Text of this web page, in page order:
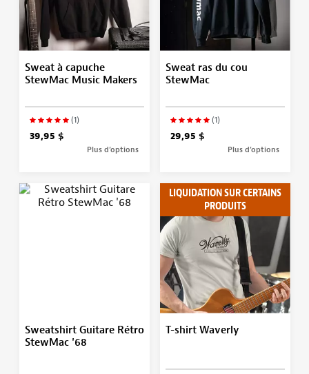
Sweat à capuche
StewMac Music Makers
(1)
39,95 $
Plus d’options
Sweat ras du cou
StewMac
(1)
29,95 $
Plus d’options
Sweatshirt Guitare Rétro
StewMac '68
LIQUIDATION SUR CERTAINS
PRODUITS
T-shirt Waverly